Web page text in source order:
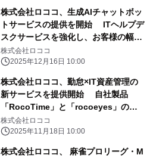
株式会社ロココ、生成AIチャットボッ
トサービスの提供を開始 ITヘルプデ
スクサービスを強化し、お客様の幅広
いニーズに対応！
株式会社ロココ
2025年12月16日 10:00
株式会社ロココ、勤怠×IT資産管理の
新サービスを提供開始 自社製品
「RocoTime」と「rocoeyes」の連
携で、 働き方改革とIT統制を同時に実
現
株式会社ロココ
2025年11月18日 10:00
株式会社ロココ、 麻雀プロリーグ・M